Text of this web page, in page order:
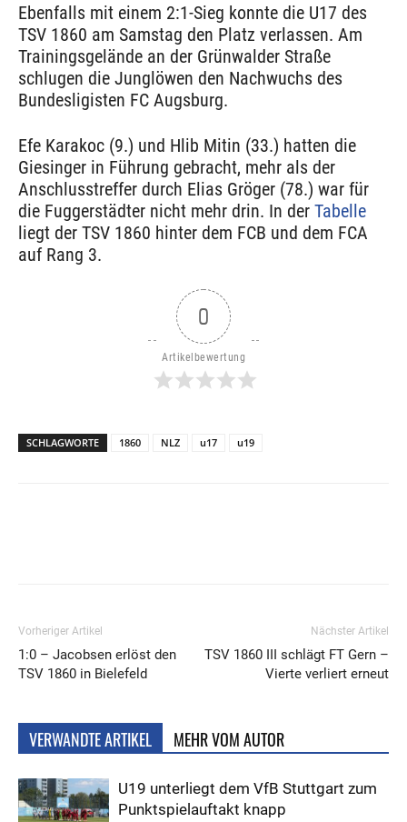
Ebenfalls mit einem 2:1-Sieg konnte die U17 des
TSV 1860 am Samstag den Platz verlassen. Am
Trainingsgelände an der Grünwalder Straße
schlugen die Junglöwen den Nachwuchs des
Bundesligisten FC Augsburg.
Efe Karakoc (9.) und Hlib Mitin (33.) hatten die
Giesinger in Führung gebracht, mehr als der
Anschlusstreffer durch Elias Gröger (78.) war für
die Fuggerstädter nicht mehr drin. In der Tabelle
liegt der TSV 1860 hinter dem FCB und dem FCA
auf Rang 3.
0
Artikelbewertung
SCHLAGWORTE 1860 NLZ u17 u19
Vorheriger Artikel
1:0 – Jacobsen erlöst den
TSV 1860 in Bielefeld
Nächster Artikel
TSV 1860 III schlägt FT Gern –
Vierte verliert erneut
VERWANDTE ARTIKEL MEHR VOM AUTOR
U19 unterliegt dem VfB Stuttgart zum
Punktspielauftakt knapp